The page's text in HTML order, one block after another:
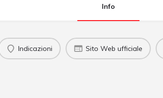
Info
Indicazioni Sito Web ufficiale